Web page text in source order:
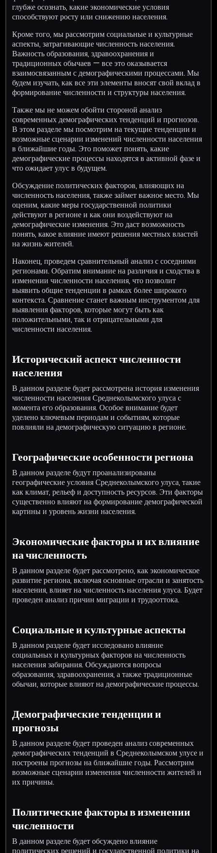
глубже осознать, какие экономические условия
способствуют росту или снижению населения.
Кроме того, мы рассмотрим социальные и культурные
аспекты, затрагивающие численность населения.
Важность образования, здравоохранения и
традиционных обычаев — все это оказывается
взаимосвязанным с демографическими процессами. Мы
будем изучать, как все эти элементы вносят свой вклад в
формирование численности и структуры населения.
Также мы не можем обойти стороной анализ
современных демографических тенденций и прогнозов.
В этом разделе мы посмотрим на текущие тенденции и
возможные сценарии изменений численности населения
в ближайшие годы. Это поможет понять, какие
демографические процессы находятся в активной фазе и
что ожидает улус в будущем.
Обсуждение политических факторов, влияющих на
численность населения, также займет важное место. Мы
оценим, какие меры государственной политики
действуют в регионе и как они воздействуют на
демографические изменения. Это даст возможность
понять, какое влияние имеют решения местных властей
на жизнь жителей.
Наконец, проведем сравнительный анализ с соседними
регионами. Обратим внимание на различия и сходства в
изменении численности населения, что позволит
выявить общие тенденции в рамках более широкого
контекста. Сравнение станет важным инструментом для
выявления факторов, которые могут быть как
положительными, так и отрицательными для
численности населения.
Исторический аспект численности
населения
В данном разделе будет рассмотрена история изменения
численности населения Среднеколымского улуса с
момента его образования. Особое внимание будет
уделено ключевым периодам и событиям, которые
повлияли на демографическую ситуацию в регионе.
Географические особенности региона
В данном разделе будут проанализированы
географические условия Среднеколымского улуса, такие
как климат, рельеф и доступность ресурсов. Эти факторы
существенно влияют на формирование демографической
картины и уровень жизни населения.
Экономические факторы и их влияние
на численность
В данном разделе будет рассмотрено, как экономическое
развитие региона, включая основные отрасли и занятость
населения, влияет на численность населения улуса. Будет
проведен анализ причин миграции и трудооттока.
Социальные и культурные аспекты
В данном разделе будет исследовано влияние
социальных и культурных факторов на численность
населения забирания. Обсуждаются вопросы
образования, здравоохранения, а также традиционные
обычаи, которые влияют на демографические процессы.
Демографические тенденции и
прогнозы
В данном разделе будет проведен анализ современных
демографических тенденций в Среднеколымском улусе и
построены прогнозы на ближайшие годы. Рассмотрим
возможные сценарии изменения численности жителей и
их причины.
Политические факторы в изменении
численности
В данном разделе будет обсуждено влияние
политических решений и государственной политики на